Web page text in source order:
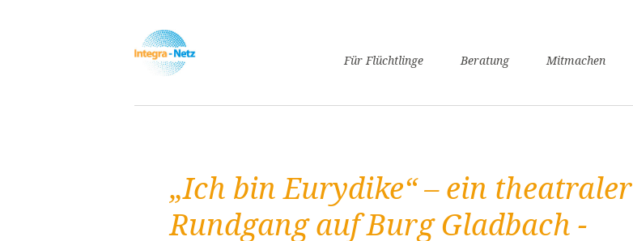
NavigationFür Flüchtlinge
Gesundheit
Sprachkurse
Beratung Mitmachen
„Ich bin Eurydike“ – ein theatraler
Rundgang auf Burg Gladbach -